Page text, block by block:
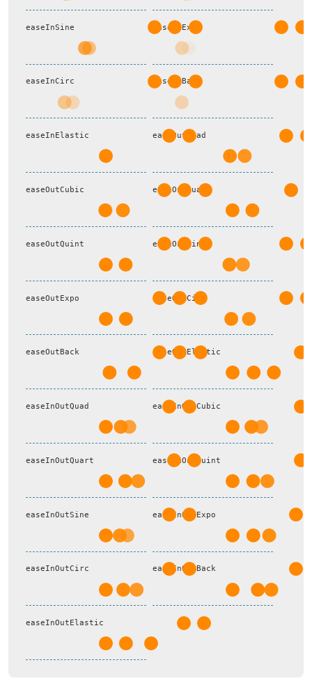
easeInSine easeInExpo
easeInCirc easeInBack
easeInElastic easeOutQuad
easeOutCubic easeOutQuart
easeOutQuint easeOutSine
easeOutExpo easeOutCirc
easeOutBack easeOutElastic
easeInOutQuad easeInOutCubic
easeInOutQuart easeInOutQuint
easeInOutSine easeInOutExpo
easeInOutCirc easeInOutBack
easeInOutElastic